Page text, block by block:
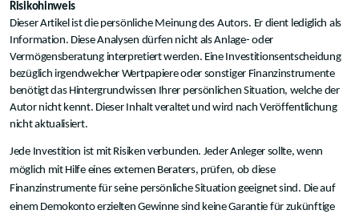
Risikohinweis
Dieser Artikel ist die persönliche Meinung des Autors. Er dient lediglich als
Information. Diese Analysen dürfen nicht als Anlage- oder
Vermögensberatung interpretiert werden. Eine Investitionsentscheidung
bezüglich irgendwelcher Wertpapiere oder sonstiger Finanzinstrumente
benötigt das Hintergrundwissen Ihrer persönlichen Situation, welche der
Autor nicht kennt. Dieser Inhalt veraltet und wird nach Veröffentlichung
nicht aktualisiert.
Jede Investition ist mit Risiken verbunden. Jeder Anleger sollte, wenn
möglich mit Hilfe eines externen Beraters, prüfen, ob diese
Finanzinstrumente für seine persönliche Situation geeignet sind. Die auf
einem Demokonto erzielten Gewinne sind keine Garantie für zukünftige